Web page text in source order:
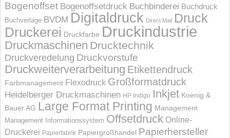
Bogenoffset Bogenoffsetdruck Buchbinderei Buchdruck
Buchverlage BVDM Digitaldruck Direct Mail Druck
Druckerei Druckfarbe Druckindustrie
Druckmaschinen Drucktechnik
Druckveredelung Druckvorstufe
Druckweiterverarbeitung Etikettendruck
Farbmanagement Flexodruck Großformatdruck
Heidelberger Druckmaschinen HP Indigo Inkjet Koenig &
Bauer AG Large Format Printing Management
Management Informations­system Offsetdruck Online-
Druckerei Papierfabrik Papiergroßhandel Papierhersteller